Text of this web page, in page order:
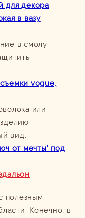
для декора
в вазу
в смолу
vogue,
или
вид.
от мечты' под
полезным
Конечно, в